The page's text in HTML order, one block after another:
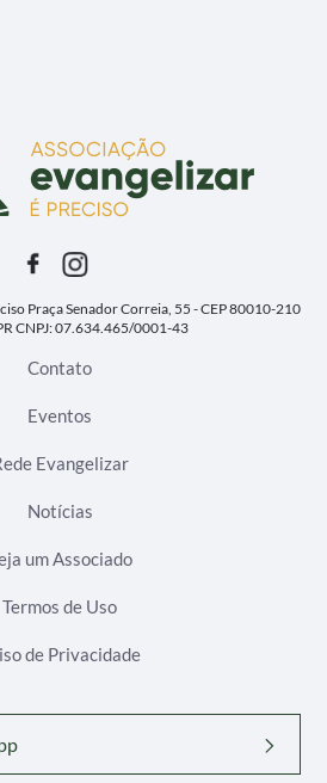
Praça Senador Correia, 55 - CEP 80010-210
CNPJ: 07.634.465/0001-43
Contato
Eventos
Evangelizar
Notícias
um Associado
Termos de Uso
de Privacidade